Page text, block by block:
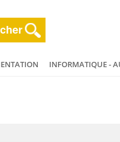
INFORMATIQUE -